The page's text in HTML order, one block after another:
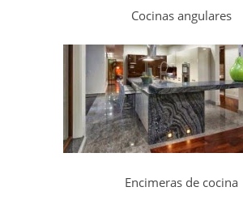
Cocinas angulares
Encimeras de cocina